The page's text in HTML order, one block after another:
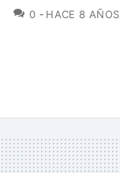
0 COMENTARIOS
HACE 8 AÑOS